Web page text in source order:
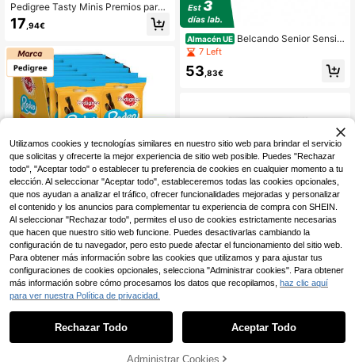
Pedigree Tasty Minis Premios para
Perros Cachorros Sabor Pollo (Pack
de 6 x 125g)
17,94€
Pedigree Rodeo Snack para Perros
en Tiras sabor Buey (Pack de 12 x 1
22g)
23,88€
Almacén UE Belcando Senior Sensiti
ve 12,5 Kg
7 Left
53 ,83€
Natural Trainer Adult Pollo - Aliment
o Seco de Pollo para Gatos
51
0
Utilizamos cookies y tecnologías similares en nuestro sitio web para brindar el servicio
que solicitas y ofrecerte la mejor experiencia de sitio web posible. Puedes "Rechazar
todo", "Aceptar todo" o establecer tu preferencia de cookies en cualquier momento a tu
elección. Al seleccionar "Aceptar todo", estableceremos todas las cookies opcionales,
que nos ayudan a analizar el tráfico, ofrecer funcionalidades mejoradas y personalizar
el contenido y los anuncios para complementar tu experiencia de compra con SHEIN.
Al seleccionar "Rechazar todo", permites el uso de cookies estrictamente necesarias
que hacen que nuestro sitio web funcione. Puedes desactivarlas cambiando la
configuración de tu navegador, pero esto puede afectar el funcionamiento del sitio web.
Para obtener más información sobre las cookies que utilizamos y para ajustar tus
configuraciones de cookies opcionales, selecciona "Administrar cookies". Para obtener
más información sobre cómo procesamos los datos que recopilamos, haz clic aquí
para ver nuestra Política de privacidad.
Rechazar Todo Aceptar Todo
Administrar Cookies